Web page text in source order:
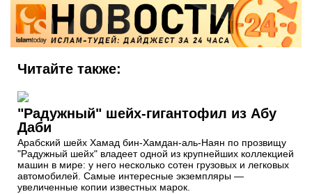
Читайте также:
"Радужный" шейх-гигантофил из Абу
Даби
Арабский шейх Хамад бин-Хамдан-аль-Наян по прозвищу
"Радужный шейх" владеет одной из крупнейших коллекцией
машин в мире: у него несколько сотен грузовых и легковых
автомобилей. Самые интересные экземпляры —
увеличенные копии известных марок.